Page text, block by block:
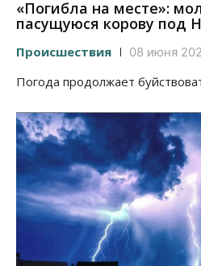
«Погибла на месте»:
пасущуюся корову под
Происшествия 08 июня
Погода продолжает